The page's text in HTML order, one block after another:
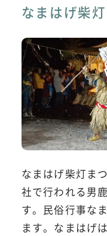
なまはげ柴
なまはげ柴灯ま
社で行われる男
す。民俗行事な
ます。なまはげ